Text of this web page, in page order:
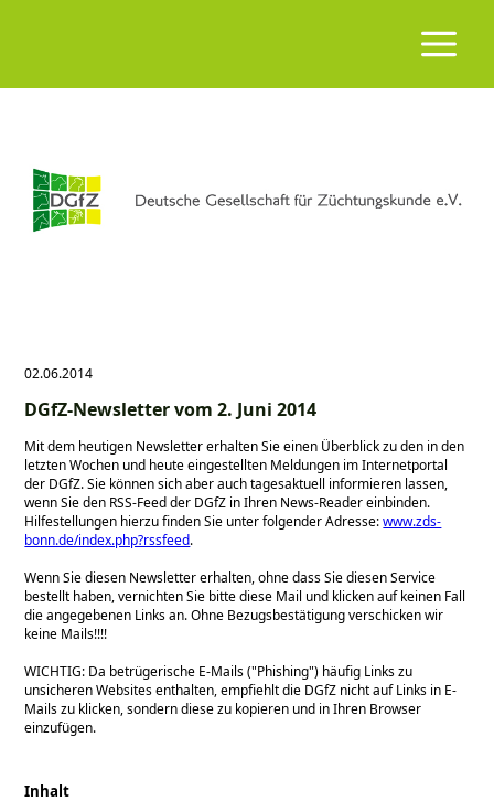
02.06.2014
DGfZ-Newsletter vom 2. Juni 2014
Mit dem heutigen Newsletter erhalten Sie einen Überblick zu den in den
letzten Wochen und heute eingestellten Meldungen im Internetportal
der DGfZ. Sie können sich aber auch tagesaktuell informieren lassen,
wenn Sie den RSS-Feed der DGfZ in Ihren News-Reader einbinden.
Hilfestellungen hierzu finden Sie unter folgender Adresse:www.zds-
bonn.de/index.php?rssfeed.
Wenn Sie diesen Newsletter erhalten, ohne dass Sie diesen Service
bestellt haben, vernichten Sie bitte diese Mail und klicken auf keinen Fall
die angegebenen Links an. Ohne Bezugsbestätigung verschicken wir
keine Mails!!!!
WICHTIG: Da betrügerische E-Mails ( Phishing ) häufig Links zu
unsicheren Websites enthalten, empfiehlt die DGfZ nicht auf Links in E-
Mails zu klicken, sondern diese zu kopieren und in Ihren Browser
einzufügen.
Inhalt